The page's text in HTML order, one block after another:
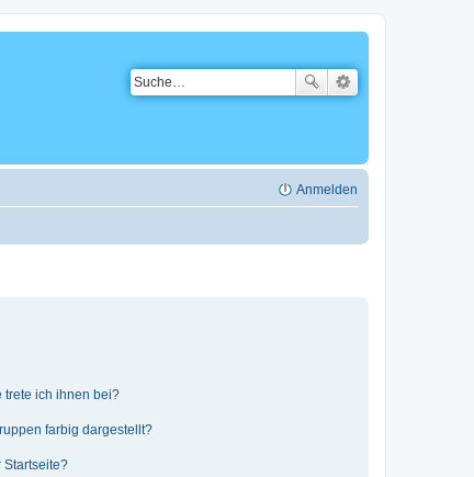
Anmelden
trete ich ihnen bei?
farbig dargestellt?
Startseite?